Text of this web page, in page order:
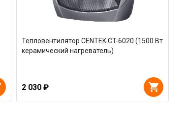
Тепловентилятор CENTEK CT-6020 (1500 Вт
керамический нагреватель)
2 030 ₽